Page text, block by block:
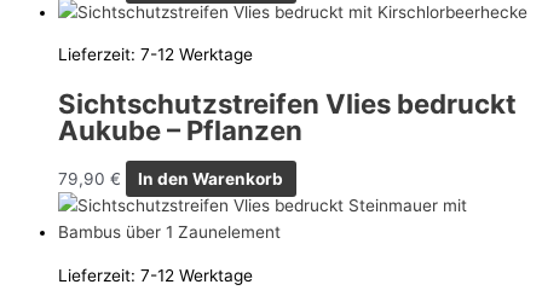
Lieferzeit: 7-12 Werktage
Sichtschutzstreifen Vlies bedruckt
Aukube – Pflanzen
79,90 € In den Warenkorb
Lieferzeit: 7-12 Werktage